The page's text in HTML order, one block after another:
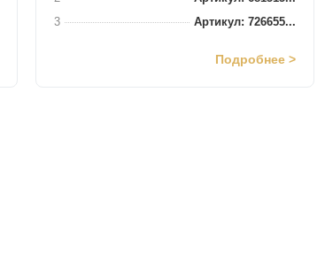
3
Артикул: 726655...
Подробнее >